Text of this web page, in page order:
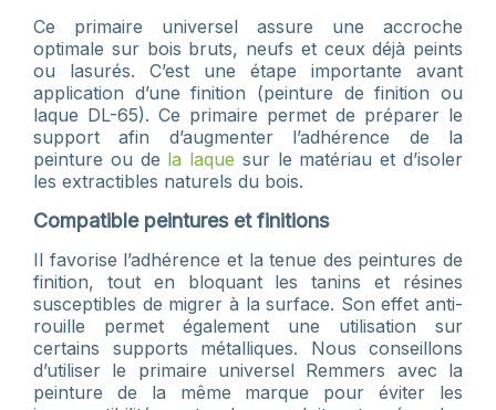
Ce primaire universel assure une accroche
optimale sur bois bruts, neufs et ceux déjà peints
ou lasurés. C’est une étape importante avant
application d’une finition (peinture de finition ou
laque DL-65). Ce primaire permet de préparer le
support afin d’augmenter l’adhérence de la
peinture ou de la laque sur le matériau et d’isoler
les extractibles naturels du bois.
Compatible peintures et finitions
Il favorise l’adhérence et la tenue des peintures de
finition, tout en bloquant les tanins et résines
susceptibles de migrer à la surface. Son effet anti-
rouille permet également une utilisation sur
certains supports métalliques. Nous conseillons
d’utiliser le primaire universel Remmers avec la
peinture de la même marque pour éviter les